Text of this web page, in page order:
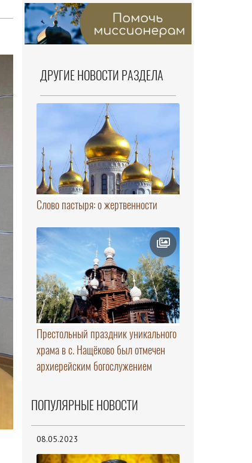
ДРУГИЕ НОВОСТИ РАЗДЕЛА
Слово пастыря: о жертвенности
Престольный праздник уникального
храма в с. Нащёково был отмечен
архиерейским богослужением
ПОПУЛЯРНЫЕ НОВОСТИ
08.05.2023